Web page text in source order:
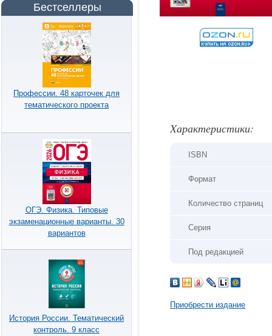
Бестселлеры
Профессии. 48 карточек для
тематического проекта
ОГЭ. Физика. Типовые
экзаменационные варианты. 30
вариантов
История России. Тематический
контроль. 9 класс
Xарактеристики:
ISBN
Формат
Количество страниц
Серия
Под редакцией
Приобрести издание